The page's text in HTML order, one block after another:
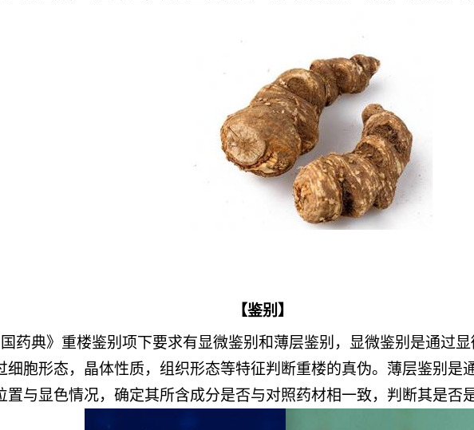
【鉴别】
药典》重楼鉴别项下要求有显微鉴别和薄层鉴别，显微鉴别是通过
细胞形态，晶体性质，组织形态等特征判断重楼的真伪。薄层鉴别是
置与显色情况，确定其所含成分是否与对照药材相一致，判断其是否是